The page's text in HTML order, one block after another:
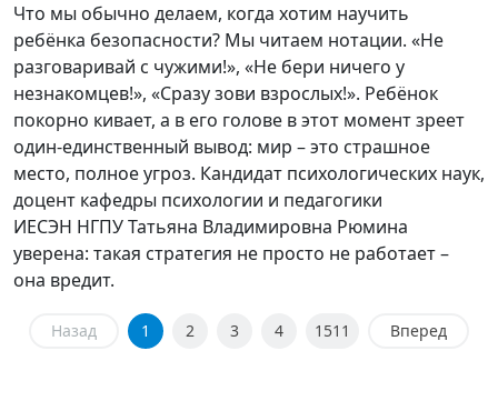
Что мы обычно делаем, когда хотим научить
ребёнка безопасности? Мы читаем нотации. «Не
разговаривай с чужими!», «Не бери ничего у
незнакомцев!», «Сразу зови взрослых!». Ребёнок
покорно кивает, а в его голове в этот момент зреет
один-единственный вывод: мир – это страшное
место, полное угроз. Кандидат психологических наук,
доцент кафедры психологии и педагогики
ИЕСЭН НГПУ Татьяна Владимировна Рюмина
уверена: такая стратегия не просто не работает –
она вредит.
Назад 1 2 3 4 1511 Вперед